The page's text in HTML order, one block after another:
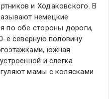
и Ходаковского. В
немецкие
по обе стороны дороги,
е северную половину
южная
и слегка
мамы с колясками